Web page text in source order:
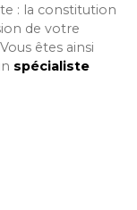
: la constitution
de votre
êtes ainsi
spécialiste